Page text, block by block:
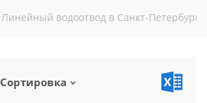
Линейный водоотвод в Санкт-Петербурге
Сортировка